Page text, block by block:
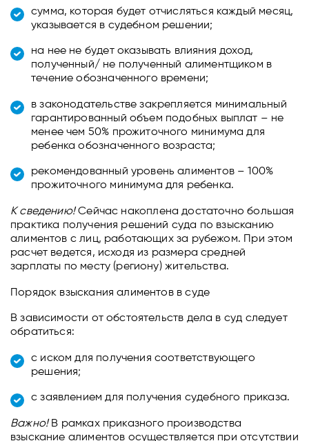
сумма, которая будет отчисляться каждый месяц,
указывается в судебном решении;
на нее не будет оказывать влияния доход,
полученный/ не полученный алиментщиком в
течение обозначенного времени;
в законодательстве закрепляется минимальный
гарантированный объем подобных выплат – не
менее чем 50% прожиточного минимума для
ребенка обозначенного возраста;
рекомендованный уровень алиментов – 100%
прожиточного минимума для ребенка.
К сведению!Сейчас накоплена достаточно большая
практика получения решений суда по взысканию
алиментов с лиц, работающих за рубежом. При этом
расчет ведется, исходя из размера средней
зарплаты по месту (региону) жительства.
Порядок взыскания алиментов в суде
В зависимости от обстоятельств дела в суд следует
обратиться:
с иском для получения соответствующего
решения;
с заявлением для получения судебного приказа.
Важно!В рамках приказного производства
взыскание алиментов осуществляется при отсутствии